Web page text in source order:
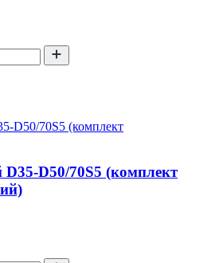
D50/70S5 (комплект